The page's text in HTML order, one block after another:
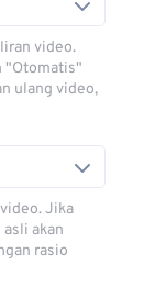
video.
"Otomatis"
ulang video,
Jika
akan
rasio